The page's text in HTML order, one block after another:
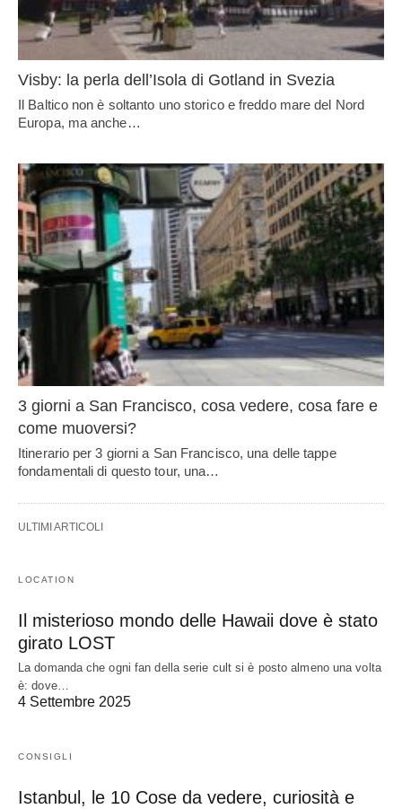
Visby: la perla dell’Isola di Gotland in Svezia
Il Baltico non è soltanto uno storico e freddo mare del Nord
Europa, ma anche…
3 giorni a San Francisco, cosa vedere, cosa fare e
come muoversi?
Itinerario per 3 giorni a San Francisco, una delle tappe
fondamentali di questo tour, una…
ULTIMI ARTICOLI
LOCATION
Il misterioso mondo delle Hawaii dove è stato
girato LOST
La domanda che ogni fan della serie cult si è posto almeno una volta
è: dove…
4 Settembre 2025
CONSIGLI
Istanbul, le 10 Cose da vedere, curiosità e